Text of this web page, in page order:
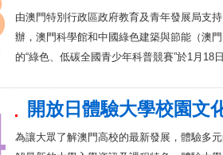
由澳門特別行政區政府教育及青年發展局支
辦，澳門科學館和中國綠色建築與節能（澳
的“綠色、低碳全國青少年科普競賽”於1月18
開放日體驗大學校園文
為讓大眾了解澳門高校的最新發展，體驗多